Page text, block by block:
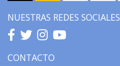
NUESTRAS REDES SOCIALES
CONTACTO